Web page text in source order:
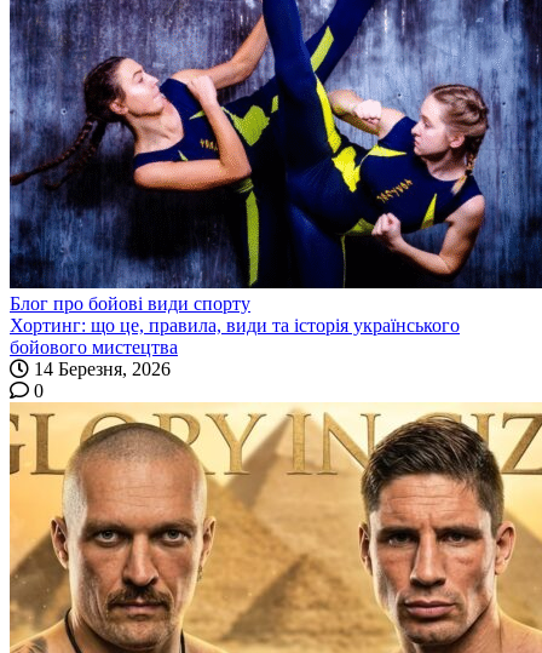
Блог про бойові види спорту
Хортинг: що це, правила, види та історія українського
бойового мистецтва
14 Березня, 2026
0